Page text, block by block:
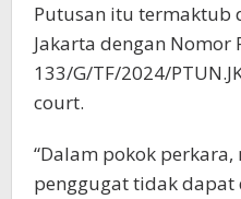
Putusan itu termaktub
Jakarta dengan Nomor
133/G/TF/2024/
court.
“Dalam pokok
penggugat tidak